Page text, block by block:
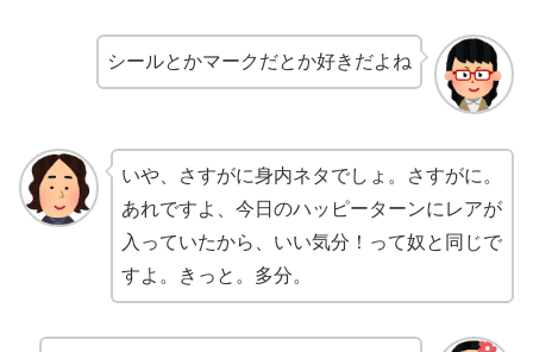
シールとかマークだとか好きだよね
いや、さすがに身内ネタでしょ。さすがに。
あれですよ、今日のハッピーターンにレアが
入っていたから、いい気分！って奴と同じで
すよ。きっと。多分。